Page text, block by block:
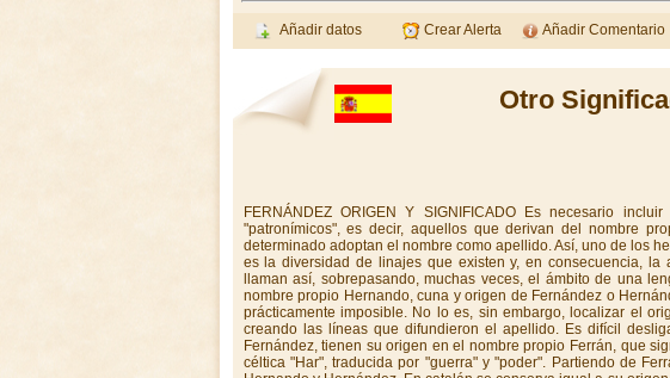
Añadir datos Crear Alerta Añadir Comentario
Otro
FERNÁNDEZ ORIGEN Y SIGNIFICADO Es necesario incluir el apellido en el gran grupo de los llamados "patronímicos", es decir, aquellos que derivan del nombre propio de la persona que en un momento histórico determinado adoptan el nombre como apellido. Así, uno de los hechos que caracterizan a los apellidos patronímicos es la diversidad de linajes que existen y, en consecuencia, la abundancia de personas que en la actualidad se llaman así, sobrepasando, muchas veces, el ámbito de una lengua o una cultura. Se trata de una derivación del nombre propio Hernando, cuna y origen de Fernández o Hernández. Identificar el primero que usó este apellido es prácticamente imposible. No lo es, sin embargo, localizar el origen de las familias que en distintas regiones irían creando las líneas que difundieron el apellido. Es difícil desligar los dos apellidos ya que ambos, Hernández y Fernández, tienen su origen en el nombre propio Ferrán, que significa esforzado guerrero, derivación de la palabla céltica "Har", traducida por "guerra" y "poder". Partiendo de Ferrán o Hernán, se derivan Fernando y Fernández y Hernando y Hernández. En catalán se conserva igual a su origen, Ferrán, nombre que en castellano se convierte en Fernando. Es posible que el apellido Fernández fuera tomado del rey Fernando. APELLIDOS DERIVADOS Debe hacerse constar que, en principio, los apellidos Hernández y Fernández se confundieron entre sí, de modo que podemos encontrar personajes históricos que son denominados indistintamente Fernández o Hernández. Esto ocurre, por ejemplo con la figura del Gran Capitán, Gonzalo Fernández de Córdoba, que es denominado de las dos formas en los textos históricos. APELLIDOS COMPUESTOS A lo largo de la historia han surgido multitud de linajes compuestos a partir de este linaje, entre los cuales podemos señalar como los más ilustres a los Fernández de Bereza, Fernández de Leiva, Fernández de Luna, Fernández de Tejada, Fernández de Piña y Fernández de Gincio, entre otros muchos. TÍTULOS NOBILIARIOS DUCADO DE FERNÁNDEZ NÚÑEZ. Concedido por Felipe V el 24 de septiembre de 1717 a D. Carlos Gutiérrez de los Ríos y Sarmiento de Sotomayor. DUCADO DE FERNÁNDEZ MIRANDA. Fue concedido en 1977 por el rey D. Juan Carlos I a D. Torcuato Fernández Miranda y Hevia, presidente de las Cortes y del Consejo del Reino y Caballero del Toisón de Oro. El 17 de junio de 1981 se mandó expedir Real carta de sucesión a favor de D. Enrique Fernández Miranda. CONDADO DE FERNÁNDEZ. Concedido por Fernando VII a D. Luís Juan Lorenzo, del que existen antecedentes en el Archivo General del Ministerio de Justicia. LINAJE E HISTORIA El apellido se ha distinguido en todas las actividades del ser humano. Muchos conquistadores españoles llevaron el apellido Fernández o Hernández. Hay quien les acusa de duros, crueles y avariciosos. Lamentablemente es cierto en algunos casos. Pero los historiadores están de acuerdo en que los hubo tan dignos y leales como Fernando de Soto que no sólo pasaba largos ratos acompañando al inca Atahualpa, prisionero de Pizarro, sino que llegó incluso a enseñar a jugar al ajedrez al desventurado emperador y se opuso aún sin éxito, a que Pizarro le hiciese ejecutar. Las ramas del apellido Fernández son muy extensas y las trataremos provincia a provincia. NAVARRA: Se centra en la villa de Espronceda, del partido de Estella. La segunda casa Navarra de este apellido se estableció en la villa de Longuida, partido de Aois. ARAGÓN: Las familias de Aragón tienen su procedencia en las originarias de Navarra. VIZCAYA:Se centra en Álava, repartiéndose en diversas familias: Fernández de Iruela, Fernández de Beraza, Fernández de Leiva, Fernández de Ubago, Fernández de Vicuña y Fernández de Soro. CASTILLA: La más antigua familia de Soria se centra en las villas de Yangüas y Agreda. El fundador de las mismas fue Rodrigo Fernández, al que se llamó "El Justador", tal vez por los muchos torneos y justas en que intervino, que pasó de Rioja a Castilla con Carlos de Arellano, señor de Cameros. Por lo que se sabe de este personaje fue un hombre de carácter muy aventurero que sirvió en lides guerreras al rey Juan II de Castilla. Varios de sus descendientes se establecieron en la villa de Agreda donde fundaron un mayorazgo y capillas sepulcrales con estatuas y escudos de mármol. También una gran familia de este apellido fundó solar en la villa de Ocaña (Toledo). GALICIA: La casa Fernández se encuentra íntimamente ligada con las casas de este apellido en Vizcaya. Casi todas las líneas gallegas , muy antiguas, tienen un origen vasco. Entre otras pueden citarse a los Fernándes de Gincio, oprocedentes de municipio de Vilamea (Lugo) y Fernández de Soro. MURCIA: La única familia que vivió en el reino de Murcia y dio origen a las demás, radicó en la villa de Fuente Alama, del partido judicial de Cartagena. ANDALUCÍA:Los antiguos textos señalan que los Fernández fueron antiguos caballeros hijosdalgos que tuvieron su origen en el reino de Córdoba y Sevilla, estableciendo el apellido en muchos pueblos de dichas provincias y también de Málaga. Se añade que de esta familia han salido muchos y muy honrados caballeros que han hecho señalados servicios a sus reyes, así en las letras como en las armas, sirviéndoles con amor, celo y lealtad, tanto en la guerra como en la paz. El origen de este apellido se cree que es tomado del rey don Fernando, derivando a partir de este nombre en Fernández.